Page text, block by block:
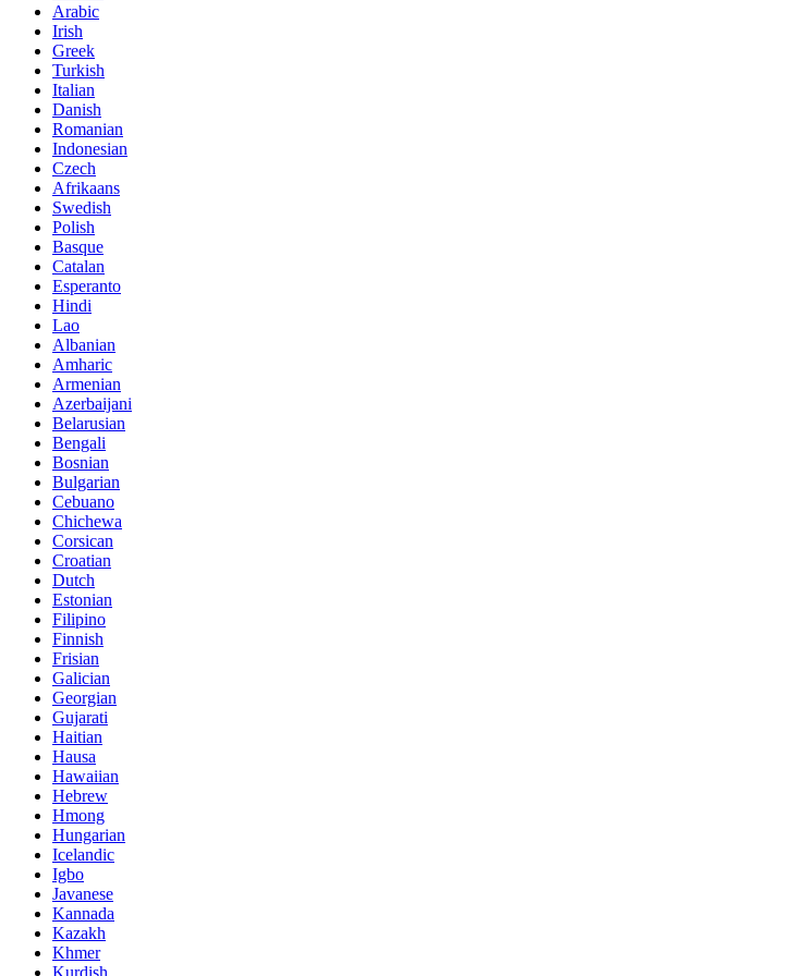
Arabic
Irish
Greek
Turkish
Italian
Danish
Romanian
Indonesian
Czech
Afrikaans
Swedish
Polish
Basque
Catalan
Esperanto
Hindi
Lao
Albanian
Amharic
Armenian
Azerbaijani
Belarusian
Bengali
Bosnian
Bulgarian
Cebuano
Chichewa
Corsican
Croatian
Dutch
Estonian
Filipino
Finnish
Frisian
Galician
Georgian
Gujarati
Haitian
Hausa
Hawaiian
Hebrew
Hmong
Hungarian
Icelandic
Igbo
Javanese
Kannada
Kazakh
Khmer
Kurdish